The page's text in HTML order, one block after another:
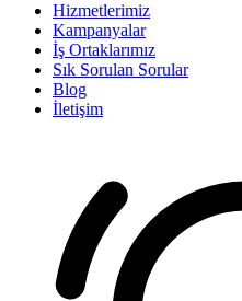
Hizmetlerimiz
Kampanyalar
İş Ortaklarımız
Sık Sorulan Sorular
Blog
İletişim